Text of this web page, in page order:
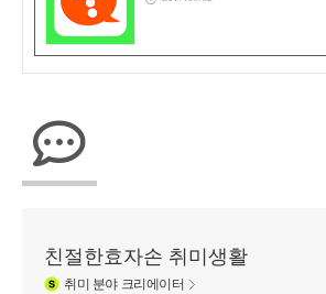
친절한효자손 취미생활
취미 분야 크리에이터